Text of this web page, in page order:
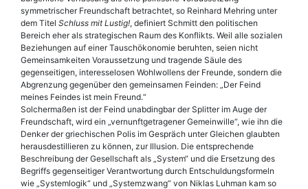
symmetrischer Freundschaft betrachtet, so Reinhard Mehring unter
dem Titel Schluss mit Lustig!, definiert Schmitt den politischen
Bereich eher als strategischen Raum des Konflikts. Weil alle sozialen
Beziehungen auf einer Tauschökonomie beruhten, seien nicht
Gemeinsamkeiten Voraussetzung und tragende Säule des
gegenseitigen, interesselosen Wohlwollens der Freunde, sondern die
Abgrenzung gegenüber den gemeinsamen Feinden: „Der Feind
meines Feindes ist mein Freund.“
Solchermaßen ist der Feind unabdingbar der Splitter im Auge der
Freundschaft, wird ein „vernunftgetragener Gemeinwille“, wie ihn die
Denker der griechischen Polis im Gespräch unter Gleichen glaubten
herausdestillieren zu können, zur Illusion. Die entsprechende
Beschreibung der Gesellschaft als „System“ und die Ersetzung des
Begriffs gegenseitiger Verantwortung durch Entschuldungsformeln
wie „Systemlogik“ und „Systemzwang“ von Niklas Luhman kam so